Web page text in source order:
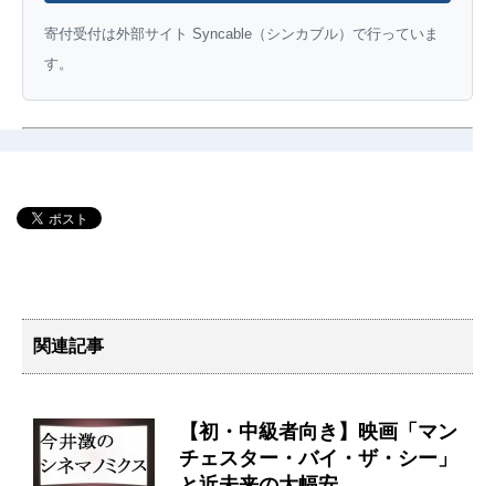
寄付受付は外部サイト Syncable（シンカブル）で行っていま
す。
関連記事
【初・中級者向き】映画「マン
チェスター・バイ・ザ・シー」